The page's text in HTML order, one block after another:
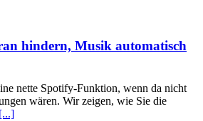
hindern, Musik automatisch
nette Spotify-Funktion, wenn da nicht
wären. Wir zeigen, wie Sie die
[...]